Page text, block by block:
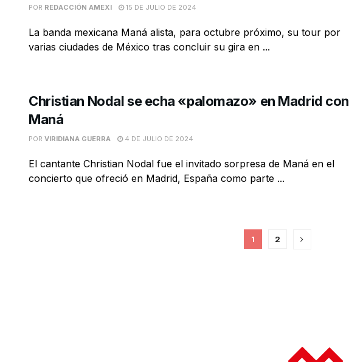
POR REDACCIÓN AMEXI 15 DE JULIO DE 2024
La banda mexicana Maná alista, para octubre próximo, su tour por
varias ciudades de México tras concluir su gira en ...
Christian Nodal se echa «palomazo» en Madrid con
Maná
POR VIRIDIANA GUERRA 4 DE JULIO DE 2024
El cantante Christian Nodal fue el invitado sorpresa de Maná en el
concierto que ofreció en Madrid, España como parte ...
1 2